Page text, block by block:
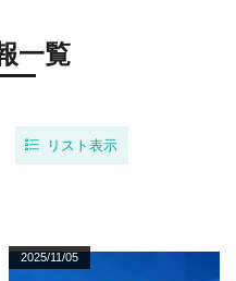
一覧
リスト表示
2025/11/05